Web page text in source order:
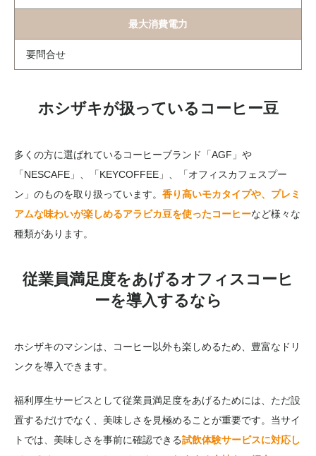
最大消費電力
要問合せ
ホシザキが扱っているコーヒー豆
多くの方に選ばれているコーヒーブランド「AGF」や
「NESCAFE」、「KEYCOFFEE」、「オフィスカフェスプー
ン」のものを取り扱っています。 香り高いモカタイプや、プレミ
アムな味わいが楽しめるアラビカ豆を使ったコーヒーなど様々な
種類があります。
従業員満足度をあげるオフィスコーヒ
ーを導入するなら
ホシザキのマシンは、コーヒー以外も楽しめるため、豊富なドリ
ンクを導入できます。
福利厚生サービスとして従業員満足度をあげるためには、ただ設
置するだけでなく、美味しさを見極めることが重要です。当サイ
トでは、美味しさを事前に確認できる試飲体験サービスに対応し